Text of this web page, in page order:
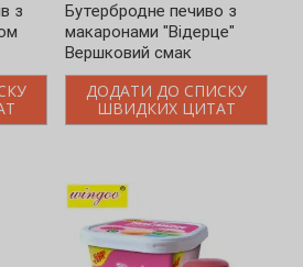
з
Бутербродне печиво з
макаронами "Відерце"
Вершковий смак
ДОДАТИ ДО СПИСКУ
ШВИДКИХ ЦИТАТ